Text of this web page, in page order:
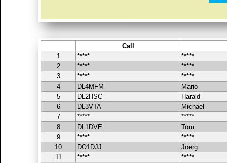
Call
1
*****
*****
2
*****
*****
3
*****
*****
4
DL4MFM
Mario
5
DL2HSC
Harald
6
DL3VTA
Michael
7
*****
*****
8
DL1DVE
Tom
9
*****
*****
10
DO1DJJ
Joerg
11
*****
*****